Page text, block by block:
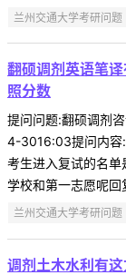
兰州交通大学考研问题
翻硕调剂英语笔
照分数
提问问题:翻硕调剂
4-3016:03提问内容:
考生进入复试的名
学校和第一志愿呢
兰州交通大学考研问题
调剂土木水利有